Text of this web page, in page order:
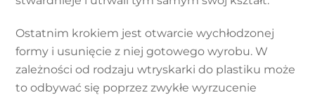
Ostatnim krokiem jest otwarcie wychłodzonej
formy i usunięcie z niej gotowego wyrobu. W
zależności od rodzaju wtryskarki do plastiku może
to odbywać się poprzez zwykłe wyrzucenie